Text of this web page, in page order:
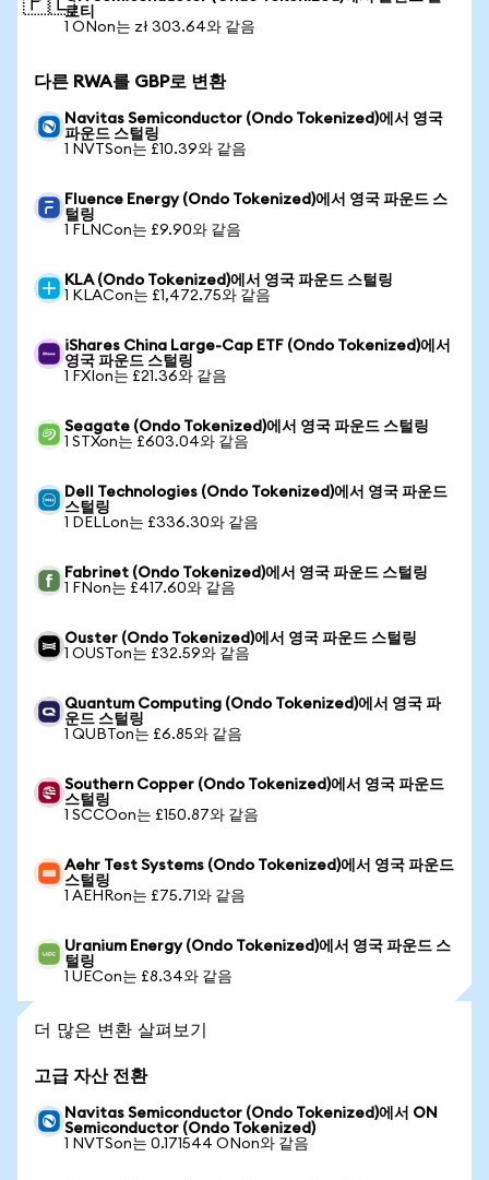
로티
1 ONon는 zł 303.64와 같음
다른 RWA를 GBP로 변환
Navitas Semiconductor (Ondo Tokenized)에서 영국
파운드 스털링
1 NVTSon는 £10.39와 같음
Fluence Energy (Ondo Tokenized)에서 영국 파운드 스
털링
1 FLNCon는 £9.90와 같음
KLA (Ondo Tokenized)에서 영국 파운드 스털링
1 KLACon는 £1,472.75와 같음
iShares China Large-Cap ETF (Ondo Tokenized)에서
영국 파운드 스털링
1 FXIon는 £21.36와 같음
Seagate (Ondo Tokenized)에서 영국 파운드 스털링
1 STXon는 £603.04와 같음
Dell Technologies (Ondo Tokenized)에서 영국 파운드
스털링
1 DELLon는 £336.30와 같음
Fabrinet (Ondo Tokenized)에서 영국 파운드 스털링
1 FNon는 £417.60와 같음
Ouster (Ondo Tokenized)에서 영국 파운드 스털링
1 OUSTon는 £32.59와 같음
Quantum Computing (Ondo Tokenized)에서 영국 파
운드 스털링
1 QUBTon는 £6.85와 같음
Southern Copper (Ondo Tokenized)에서 영국 파운드
스털링
1 SCCOon는 £150.87와 같음
Aehr Test Systems (Ondo Tokenized)에서 영국 파운드
스털링
1 AEHRon는 £75.71와 같음
Uranium Energy (Ondo Tokenized)에서 영국 파운드 스
털링
1 UECon는 £8.34와 같음
더 많은 변환 살펴보기
고급 자산 전환
Navitas Semiconductor (Ondo Tokenized)에서 ON
Semiconductor (Ondo Tokenized)
1 NVTSon는 0.171544 ONon와 같음